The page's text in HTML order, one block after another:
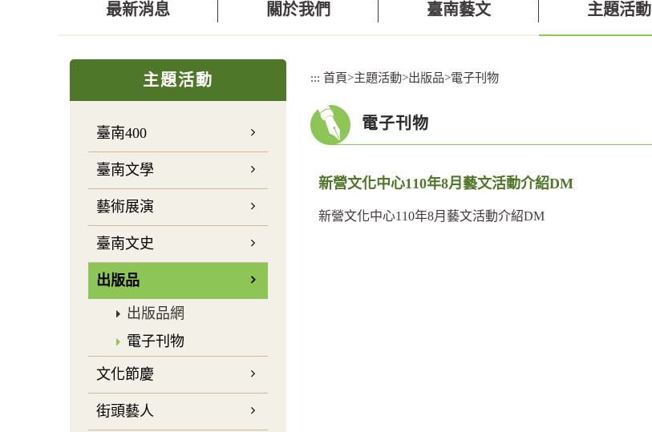
最新消息 關於我們 臺南藝文 主題活動
:::
主題活動
臺南400
臺南文學
藝術展演
臺南文史
出版品
出版品網
電子刊物
文化節慶
街頭藝人
::: 首頁>主題活動>出版品>電子刊物
電子刊物
新營文化中心110年8月藝文活動介紹DM
新營文化中心110年8月藝文活動介紹DM